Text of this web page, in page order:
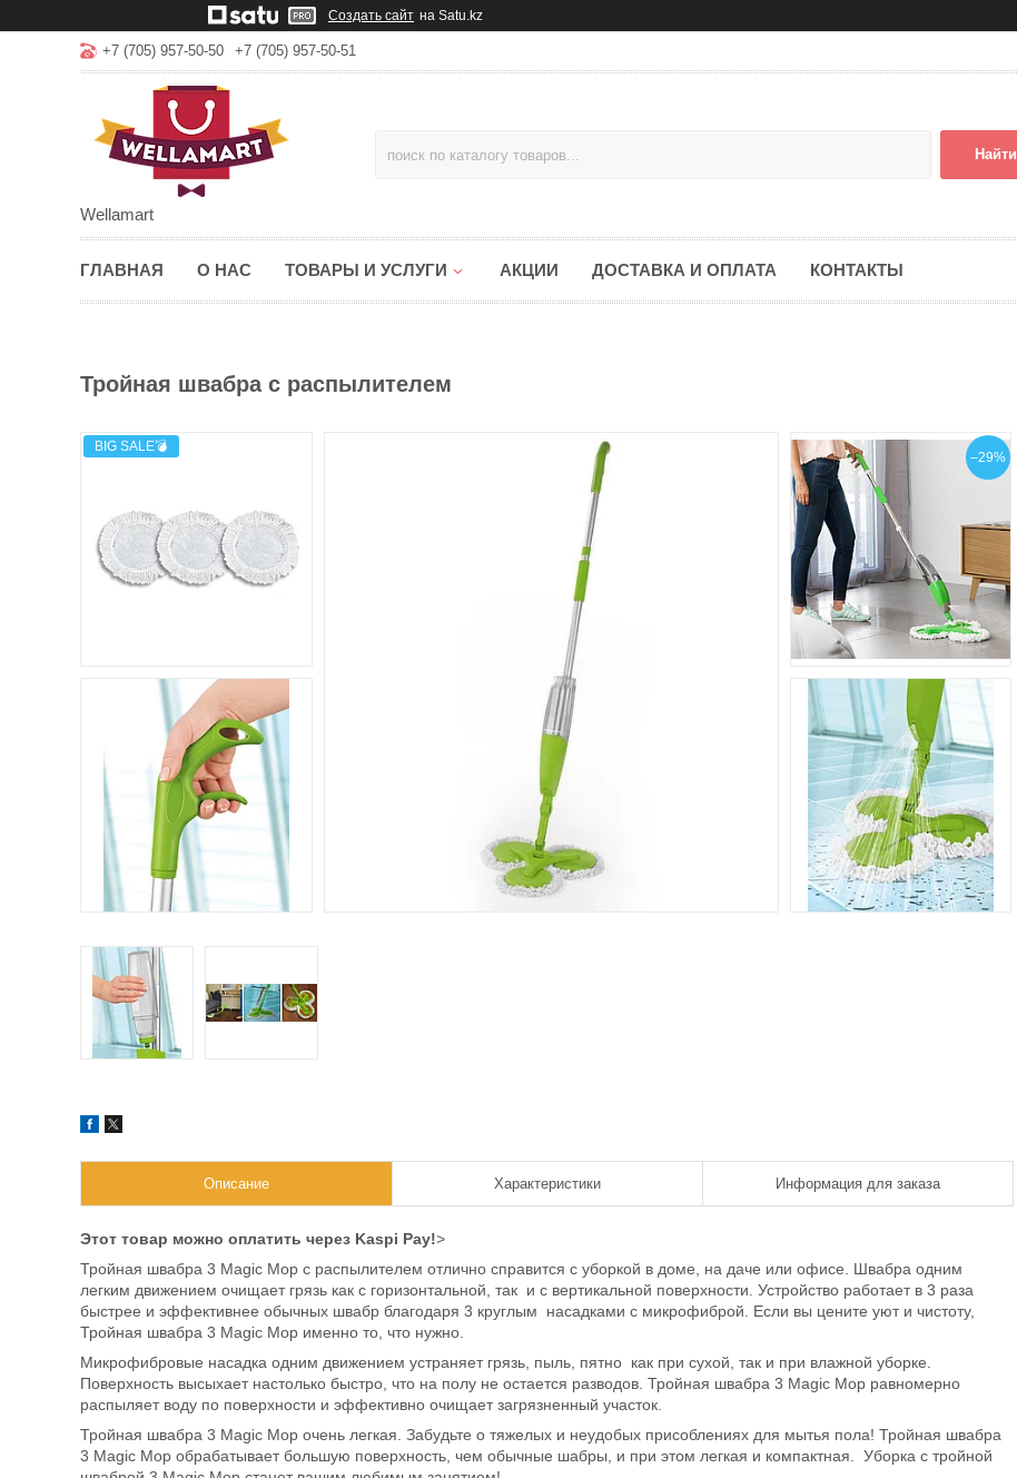
Создать сайт на Satu.kz
+7 (705) 957-50-50 +7 (705) 957-50-51
Wellamart
Найти
ГЛАВНАЯ О НАС ТОВАРЫ И УСЛУГИ АКЦИИ ДОСТАВКА И ОПЛАТА КОНТАКТЫ
Тройная швабра с распылителем
BIG SALE💣
–29%
Описание Характеристики Информация для заказа
Этот товар можно оплатить через Kaspi Pay!>
Тройная швабра 3 Magic Mop с распылителем отлично справится с уборкой в доме, на даче или офисе. Швабра одним
легким движением очищает грязь как с горизонтальной, так и с вертикальной поверхности. Устройство работает в 3 раза
быстрее и эффективнее обычных швабр благодаря 3 круглым насадками с микрофиброй. Если вы цените уют и чистоту,
Тройная швабра 3 Magic Mop именно то, что нужно.
Микрофибровые насадка одним движением устраняет грязь, пыль, пятно как при сухой, так и при влажной уборке.
Поверхность высыхает настолько быстро, что на полу не остается разводов. Тройная швабра 3 Magic Mop равномерно
распыляет воду по поверхности и эффективно очищает загрязненный участок.
Тройная швабра 3 Magic Mop очень легкая. Забудьте о тяжелых и неудобых присоблениях для мытья пола! Тройная швабра
3 Magic Mop обрабатывает большую поверхность, чем обычные шабры, и при этом легкая и компактная. Уборка с тройной